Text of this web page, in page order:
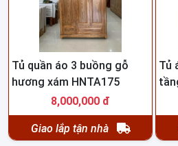
Tủ quần áo 3 buồng gỗ
hương xám HNTA175
8,000,000 đ
Giao lắp tận nhà
Tủ